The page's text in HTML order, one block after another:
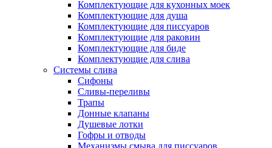
Комплектующие для кухонных моек
Комплектующие для душа
Комплектующие для писсуаров
Комплектующие для раковин
Комплектующие для биде
Комплектующие для слива
Системы слива
Сифоны
Сливы-переливы
Трапы
Донные клапаны
Душевые лотки
Гофры и отводы
Механизмы смыва для писсуаров